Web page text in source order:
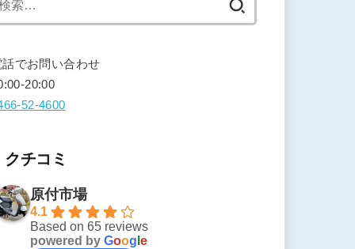
話でお問い合わせ
20:00
52-4600
クチコミ
原付市場
4.1
Based on 65 reviews
powered by Goog e